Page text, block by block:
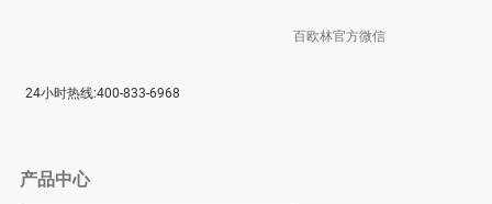
24小时热线:400-833-6968
百欧林官方微信
产品中心